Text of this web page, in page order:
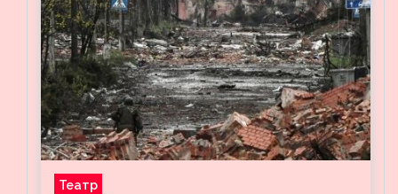
Театр